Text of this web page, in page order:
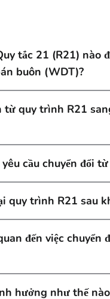
tắc 21 (R21) nào
buôn (WDT)?
từ quy trình R21
yêu cầu chuyển đổi
quy trình R21 sau
đến việc
hưởng như thế